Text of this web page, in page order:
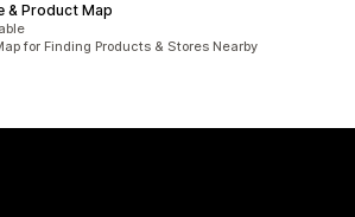
& Product Map
for Finding Products & Stores Nearby